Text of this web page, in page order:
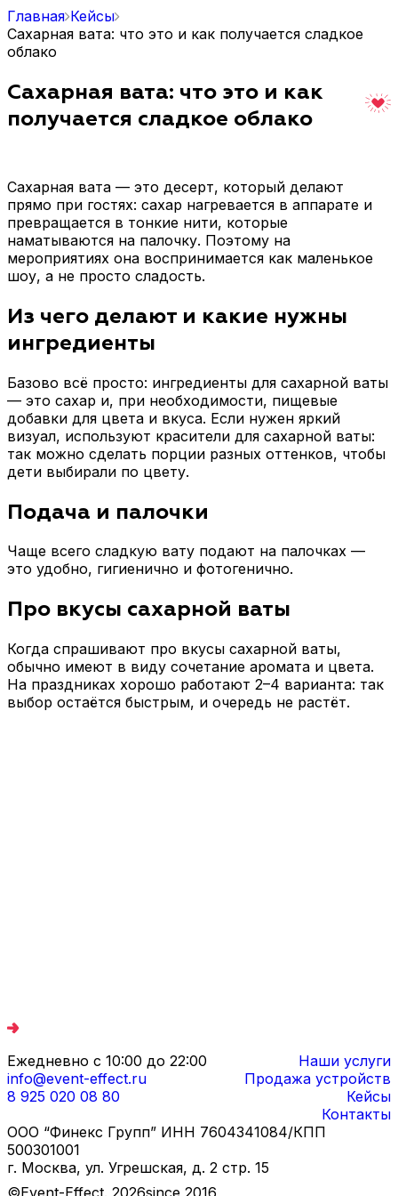
Главная Кейсы
Сахарная вата: что это и как получается сладкое
облако
Сахарная вата: что это и как
получается сладкое облако
Сахарная вата — это десерт, который делают
прямо при гостях: сахар нагревается в аппарате и
превращается в тонкие нити, которые
наматываются на палочку. Поэтому на
мероприятиях она воспринимается как маленькое
шоу, а не просто сладость.
Из чего делают и какие нужны
ингредиенты
Базово всё просто: ингредиенты для сахарной ваты
— это сахар и, при необходимости, пищевые
добавки для цвета и вкуса. Если нужен яркий
визуал, используют красители для сахарной ваты:
так можно сделать порции разных оттенков, чтобы
дети выбирали по цвету.
Подача и палочки
Чаще всего сладкую вату подают на палочках —
это удобно, гигиенично и фотогенично.
Про вкусы сахарной ваты
Когда спрашивают про вкусы сахарной ваты,
обычно имеют в виду сочетание аромата и цвета.
На праздниках хорошо работают 2–4 варианта: так
выбор остаётся быстрым, и очередь не растёт.
Ежедневно с 10:00 до 22:00
info@event-effect.ru
8 925 020 08 80
Наши услуги
Продажа устройств
Кейсы
Контакты
ООО “Финекс Групп” ИНН 7604341084/КПП
500301001
г. Москва, ул. Угрешская, д. 2 стр. 15
©Event-Effect. 2026since 2016